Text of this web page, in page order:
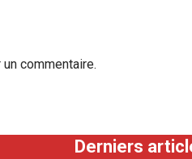
commentaire.
Derniers